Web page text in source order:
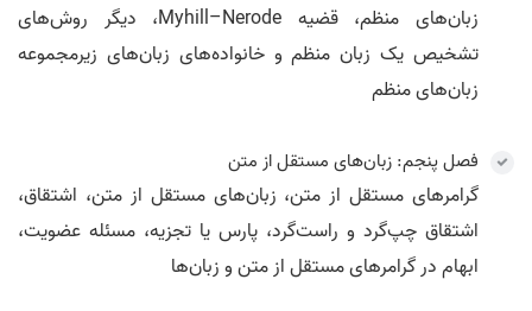
زبان‌های منظم، قضیه Myhill–Nerode، دیگر روش‌های
تشخیص یک زبان منظم و خانواده‌های زبان‌های زیرمجموعه
زبان‌های منظم
فصل پنجم: زبان‌های مستقل از متن
گرامرهای مستقل از متن، زبان‌های مستقل از متن، اشتقاق،
اشتقاق چپ‌گرد و راست‌گرد، پارس یا تجزیه، مسئله عضویت،
ابهام در گرامرهای مستقل از متن و زبان‌ها